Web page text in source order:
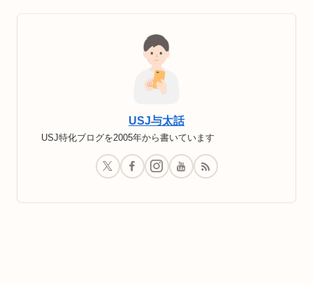
USJ与太話
USJ特化ブログを2005年から書いています